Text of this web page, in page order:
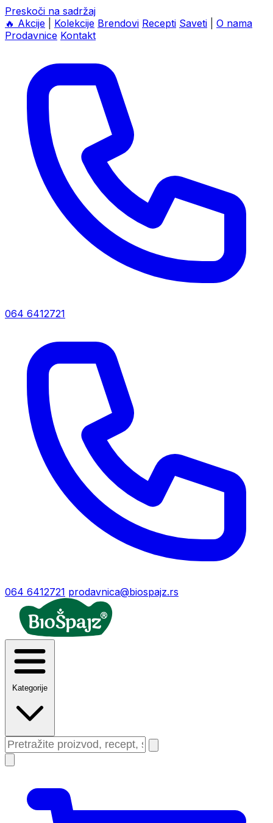
Preskoči na sadržaj
🔥 Akcije Kolekcije Brendovi Recepti Saveti
O nama
Prodavnice Kontakt
064 6412721
064 6412721 prodavnica@biospajz.rs
Kategorije